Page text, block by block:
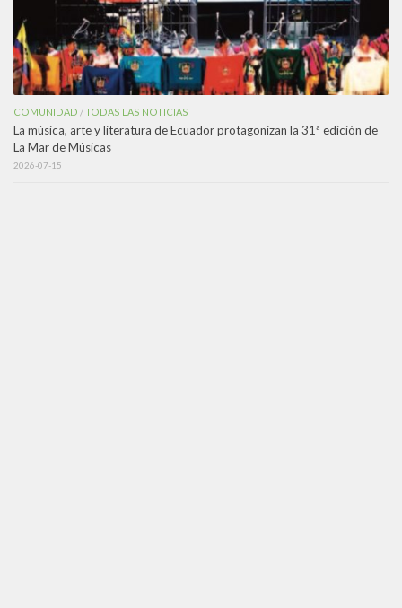
COMUNIDAD /TODAS LAS NOTICIAS
La música, arte y literatura de Ecuador protagonizan la 31ª edición de
La Mar de Músicas
2026-07-15